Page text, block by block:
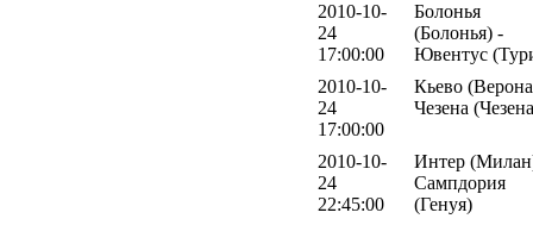
2010-10-
24
17:00:00
Болонья
(Болонья) -
Ювентус
2010-10-
24
17:00:00
Кьево
Чезена
2010-10-
24
22:45:00
Интер
Сампдория
(Генуя)